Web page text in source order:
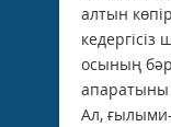
алтын
кедергісіз
осының
апаратыны
Ал,